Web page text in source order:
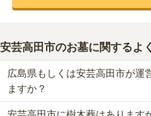
安芸高田市のお墓に関するよ
広島県もしくは安芸高田市が運
ますか？